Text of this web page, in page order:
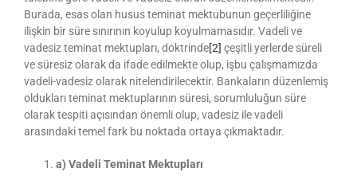
Burada, esas olan husus teminat mektubunun geçerliliğine
ilişkin bir süre sınırının koyulup koyulmamasıdır. Vadeli ve
vadesiz teminat mektupları, doktrinde[2] çeşitli yerlerde süreli
ve süresiz olarak da ifade edilmekte olup, işbu çalışmamızda
vadeli-vadesiz olarak nitelendirilecektir. Bankaların düzenlemiş
oldukları teminat mektuplarının süresi, sorumluluğun süre
olarak tespiti açısından önemli olup, vadesiz ile vadeli
arasındaki temel fark bu noktada ortaya çıkmaktadır.
a) Vadeli Teminat Mektupları